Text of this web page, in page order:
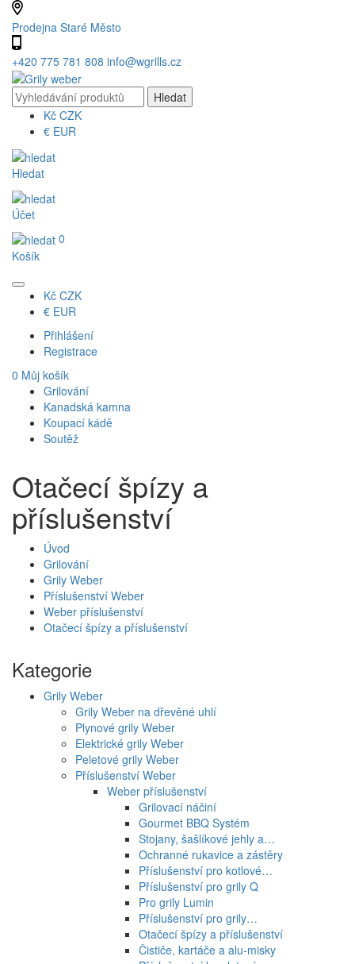
Prodejna Staré Město
+420 775 781 808 info@wgrills.cz
Kč CZK
€ EUR
Hledat
Účet
0
Košík
Kč CZK
€ EUR
Přihlášení
Registrace
0 Můj košík
Grilování
Kanadská kamna
Koupací kádě
Soutěž
Otačecí špízy a
příslušenství
Úvod
Grilování
Grily Weber
Příslušenství Weber
Weber příslušenství
Otačecí špízy a příslušenství
Kategorie
Grily Weber
Grily Weber na dřevěné uhlí
Plynové grily Weber
Elektrické grily Weber
Peletové grily Weber
Příslušenství Weber
Weber příslušenství
Grilovací náčiní
Gourmet BBQ Systém
Stojany, šašlíkové jehly a…
Ochranné rukavice a zástěry
Příslušenství pro kotlové…
Příslušenství pro grily Q
Pro grily Lumin
Příslušenství pro grily…
Otačecí špízy a příslušenství
Čističe, kartáče a alu-misky